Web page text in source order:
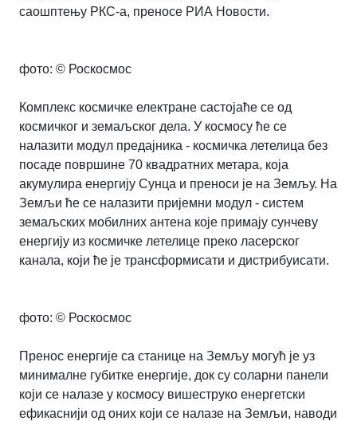
саошптењу РКС-а, преносе РИА Новости.
фото: © Роскосмос
Комплекс космичке електране састојаће се од
космичког и земаљског дела. У космосу ће се
налазити модул предајника - космичка летелица без
посаде површине 70 квадратних метара, која
акумулира енергију Сунца и преноси је на Земљу. На
Земљи ће се налазити пријемни модул - систем
земаљских мобилних антена које примају сунчеву
енергију из космичке летелице преко ласерског
канала, који ће је трансформисати и дистрибуисати.
фото: © Роскосмос
Пренос енергије са станице на Земљу могућ је уз
минималне губитке енергије, док су соларни панели
који се налазе у космосу вишеструко енергетски
ефикаснији од оних који се налазе на Земљи, наводи